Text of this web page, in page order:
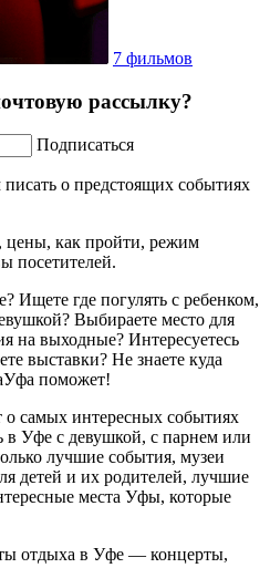
7 фильмов
рассылку?
Подписаться
о предстоящих событиях
цены, как пройти, режим
посетителей.
Ищете где погулять с ребенком,
Выбираете место для
на выходные? Интересуетесь
выставки? Не знаете куда
поможет!
самых интересных событиях
Уфе с девушкой, с парнем или
лучшие события, музеи
детей и их родителей, лучшие
места Уфы, которые
отдыха в Уфе — концерты,